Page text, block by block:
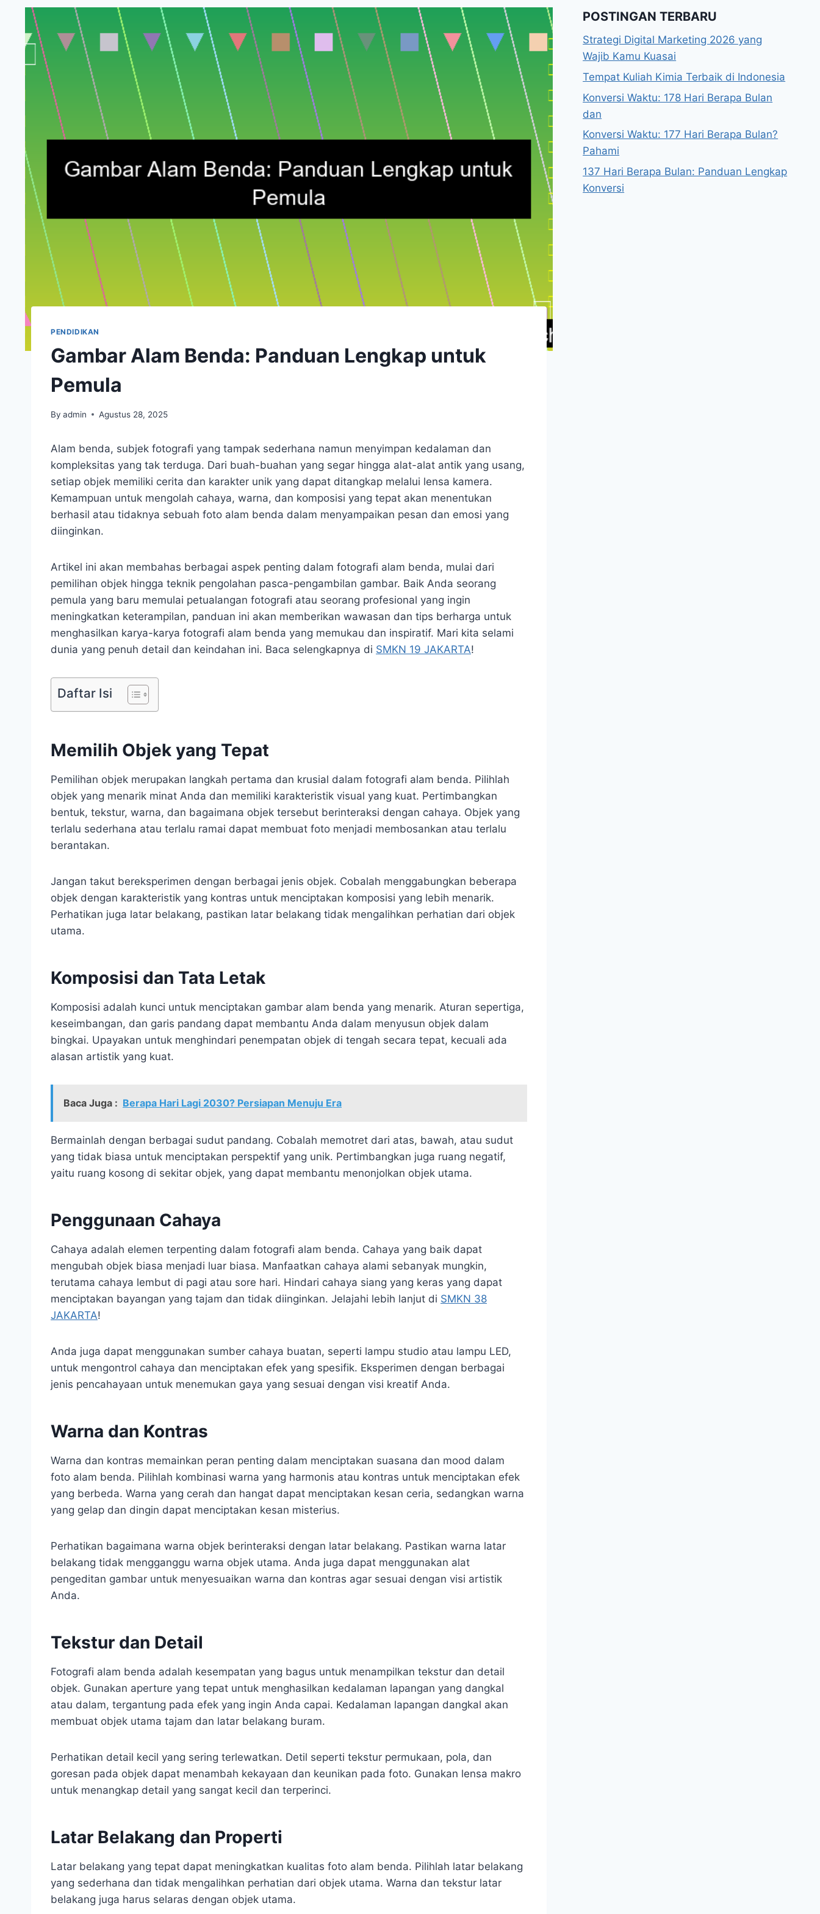
PENDIDIKAN
Gambar Alam Benda: Panduan Lengkap untuk
Pemula
By admin Agustus 28, 2025
Alam benda, subjek fotografi yang tampak sederhana namun menyimpan kedalaman dan
kompleksitas yang tak terduga. Dari buah-buahan yang segar hingga alat-alat antik yang usang,
setiap objek memiliki cerita dan karakter unik yang dapat ditangkap melalui lensa kamera.
Kemampuan untuk mengolah cahaya, warna, dan komposisi yang tepat akan menentukan
berhasil atau tidaknya sebuah foto alam benda dalam menyampaikan pesan dan emosi yang
diinginkan.
Artikel ini akan membahas berbagai aspek penting dalam fotografi alam benda, mulai dari
pemilihan objek hingga teknik pengolahan pasca-pengambilan gambar. Baik Anda seorang
pemula yang baru memulai petualangan fotografi atau seorang profesional yang ingin
meningkatkan keterampilan, panduan ini akan memberikan wawasan dan tips berharga untuk
menghasilkan karya-karya fotografi alam benda yang memukau dan inspiratif. Mari kita selami
dunia yang penuh detail dan keindahan ini. Baca selengkapnya di SMKN 19 JAKARTA!
Daftar Isi
Memilih Objek yang Tepat
Pemilihan objek merupakan langkah pertama dan krusial dalam fotografi alam benda. Pilihlah
objek yang menarik minat Anda dan memiliki karakteristik visual yang kuat. Pertimbangkan
bentuk, tekstur, warna, dan bagaimana objek tersebut berinteraksi dengan cahaya. Objek yang
terlalu sederhana atau terlalu ramai dapat membuat foto menjadi membosankan atau terlalu
berantakan.
Jangan takut bereksperimen dengan berbagai jenis objek. Cobalah menggabungkan beberapa
objek dengan karakteristik yang kontras untuk menciptakan komposisi yang lebih menarik.
Perhatikan juga latar belakang, pastikan latar belakang tidak mengalihkan perhatian dari objek
utama.
Komposisi dan Tata Letak
Komposisi adalah kunci untuk menciptakan gambar alam benda yang menarik. Aturan sepertiga,
keseimbangan, dan garis pandang dapat membantu Anda dalam menyusun objek dalam
bingkai. Upayakan untuk menghindari penempatan objek di tengah secara tepat, kecuali ada
alasan artistik yang kuat.
Baca Juga : Berapa Hari Lagi 2030? Persiapan Menuju Era
Bermainlah dengan berbagai sudut pandang. Cobalah memotret dari atas, bawah, atau sudut
yang tidak biasa untuk menciptakan perspektif yang unik. Pertimbangkan juga ruang negatif,
yaitu ruang kosong di sekitar objek, yang dapat membantu menonjolkan objek utama.
Penggunaan Cahaya
Cahaya adalah elemen terpenting dalam fotografi alam benda. Cahaya yang baik dapat
mengubah objek biasa menjadi luar biasa. Manfaatkan cahaya alami sebanyak mungkin,
terutama cahaya lembut di pagi atau sore hari. Hindari cahaya siang yang keras yang dapat
menciptakan bayangan yang tajam dan tidak diinginkan. Jelajahi lebih lanjut di SMKN 38
JAKARTA!
Anda juga dapat menggunakan sumber cahaya buatan, seperti lampu studio atau lampu LED,
untuk mengontrol cahaya dan menciptakan efek yang spesifik. Eksperimen dengan berbagai
jenis pencahayaan untuk menemukan gaya yang sesuai dengan visi kreatif Anda.
Warna dan Kontras
Warna dan kontras memainkan peran penting dalam menciptakan suasana dan mood dalam
foto alam benda. Pilihlah kombinasi warna yang harmonis atau kontras untuk menciptakan efek
yang berbeda. Warna yang cerah dan hangat dapat menciptakan kesan ceria, sedangkan warna
yang gelap dan dingin dapat menciptakan kesan misterius.
Perhatikan bagaimana warna objek berinteraksi dengan latar belakang. Pastikan warna latar
belakang tidak mengganggu warna objek utama. Anda juga dapat menggunakan alat
pengeditan gambar untuk menyesuaikan warna dan kontras agar sesuai dengan visi artistik
Anda.
Tekstur dan Detail
Fotografi alam benda adalah kesempatan yang bagus untuk menampilkan tekstur dan detail
objek. Gunakan aperture yang tepat untuk menghasilkan kedalaman lapangan yang dangkal
atau dalam, tergantung pada efek yang ingin Anda capai. Kedalaman lapangan dangkal akan
membuat objek utama tajam dan latar belakang buram.
Perhatikan detail kecil yang sering terlewatkan. Detil seperti tekstur permukaan, pola, dan
goresan pada objek dapat menambah kekayaan dan keunikan pada foto. Gunakan lensa makro
untuk menangkap detail yang sangat kecil dan terperinci.
Latar Belakang dan Properti
Latar belakang yang tepat dapat meningkatkan kualitas foto alam benda. Pilihlah latar belakang
yang sederhana dan tidak mengalihkan perhatian dari objek utama. Warna dan tekstur latar
belakang juga harus selaras dengan objek utama.
POSTINGAN TERBARU
Strategi Digital Marketing 2026 yang
Wajib Kamu Kuasai
Tempat Kuliah Kimia Terbaik di Indonesia
Konversi Waktu: 178 Hari Berapa Bulan
dan
Konversi Waktu: 177 Hari Berapa Bulan?
Pahami
137 Hari Berapa Bulan: Panduan Lengkap
Konversi